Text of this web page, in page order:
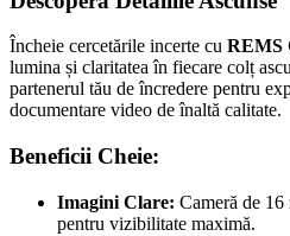
Încheie cercetările incerte cu REMS
lumina și claritatea în fiecare colț
partenerul tău de încredere pentru
documentare video de înaltă calitate.
Beneficii Cheie:
Imagini Clare: Cameră de
pentru vizibilitate maximă.